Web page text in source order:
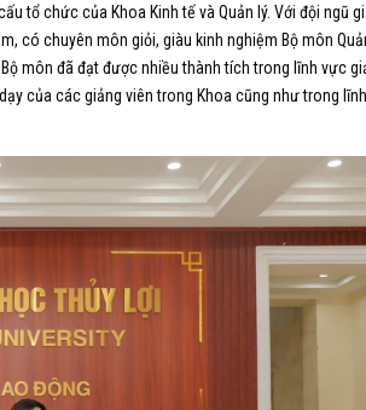
tổ chức của Khoa Kinh tế và Quản lý. Với đội ngũ
có chuyên môn giỏi, giàu kinh nghiệm Bộ môn
môn đã đạt được nhiều thành tích trong lĩnh vực
của các giảng viên trong Khoa cũng như trong